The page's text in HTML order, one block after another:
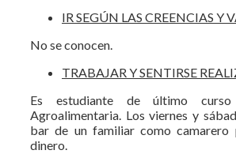
IR SEGÚN LAS CREENCIAS Y
No se conocen.
TRABAJAR Y SENTIRSE
Es estudiante de último
Agroalimentaria. Los viernes y
bar de un familiar como camarero
dinero.